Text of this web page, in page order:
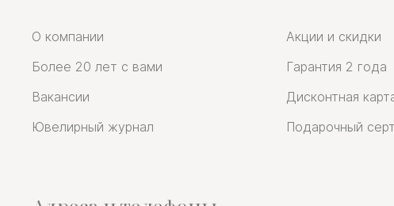
О компании
Более 20 лет с вами
Вакансии
Ювелирный журнал
Акции и скидки
Гарантия 2 года
Дисконтная
Подарочный